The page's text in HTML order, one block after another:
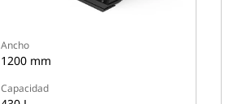
Ancho
1200 mm
Capacidad